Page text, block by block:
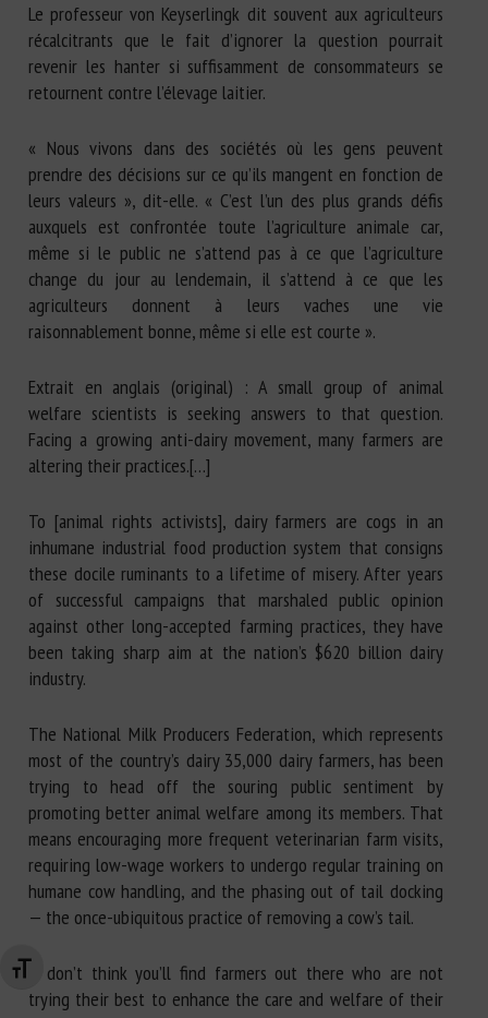
Changer la taille de la police
Le professeur von Keyserlingk dit souvent aux agriculteurs
récalcitrants que le fait d’ignorer la question pourrait
revenir les hanter si suffisamment de consommateurs se
retournent contre l’élevage laitier.
« Nous vivons dans des sociétés où les gens peuvent
prendre des décisions sur ce qu’ils mangent en fonction de
leurs valeurs », dit-elle. « C’est l’un des plus grands défis
auxquels est confrontée toute l’agriculture animale car,
même si le public ne s’attend pas à ce que l’agriculture
change du jour au lendemain, il s’attend à ce que les
agriculteurs donnent à leurs vaches une vie
raisonnablement bonne, même si elle est courte ».
Extrait en anglais (original) : A small group of animal
welfare scientists is seeking answers to that question.
Facing a growing anti-dairy movement, many farmers are
altering their practices.[…]
To [animal rights activists], dairy farmers are cogs in an
inhumane industrial food production system that consigns
these docile ruminants to a lifetime of misery. After years
of successful campaigns that marshaled public opinion
against other long-accepted farming practices, they have
been taking sharp aim at the nation’s $620 billion dairy
industry.
The National Milk Producers Federation, which represents
most of the country’s dairy 35,000 dairy farmers, has been
trying to head off the souring public sentiment by
promoting better animal welfare among its members. That
means encouraging more frequent veterinarian farm visits,
requiring low-wage workers to undergo regular training on
humane cow handling, and the phasing out of tail docking
— the once-ubiquitous practice of removing a cow’s tail.
“I don’t think you’ll find farmers out there who are not
trying their best to enhance the care and welfare of their